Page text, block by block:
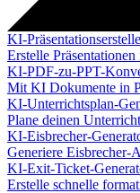
KI-
Erstelle
KI-PDF-zu-PPT-
Mit KI Dokumente in
KI-Unterrichtsplan-
Plane deinen
KI-Eisbrecher-
Generiere Eisbrecher-
KI-Exit-Ticket-
Erstelle schnelle